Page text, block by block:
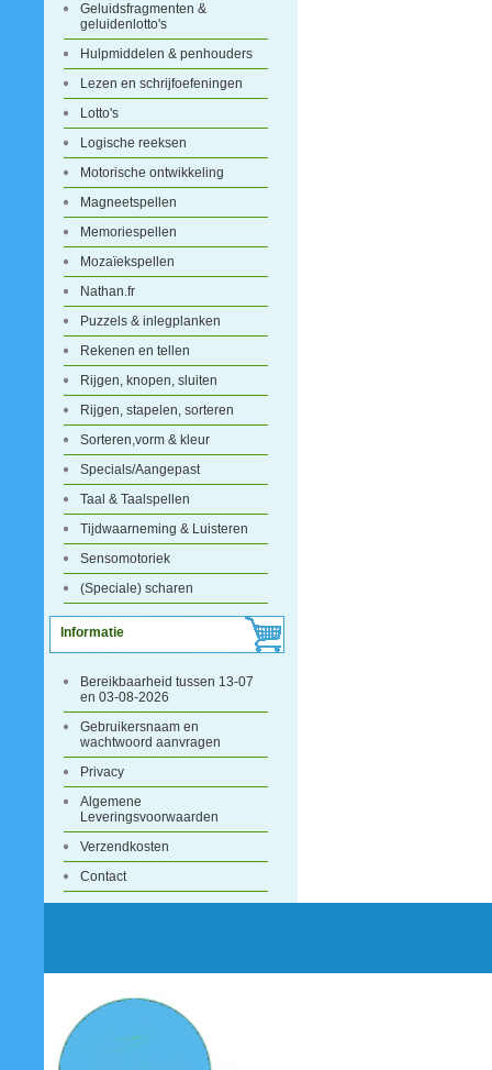
Geluidsfragmenten &
geluidenlotto's
Hulpmiddelen & penhouders
Lezen en schrijfoefeningen
Lotto's
Logische reeksen
Motorische ontwikkeling
Magneetspellen
Memoriespellen
Mozaïekspellen
Nathan.fr
Puzzels & inlegplanken
Rekenen en tellen
Rijgen, knopen, sluiten
Rijgen, stapelen, sorteren
Sorteren,vorm & kleur
Specials/Aangepast
Taal & Taalspellen
Tijdwaarneming & Luisteren
Sensomotoriek
(Speciale) scharen
Informatie
Bereikbaarheid tussen 13-07
en 03-08-2026
Gebruikersnaam en
wachtwoord aanvragen
Privacy
Algemene
Leveringsvoorwaarden
Verzendkosten
Contact